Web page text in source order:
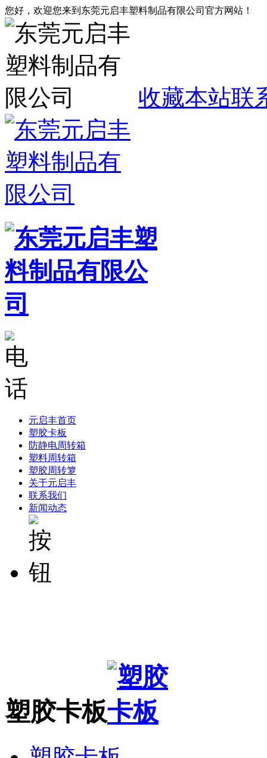
您好，欢迎您来到东莞元启丰塑料制品有限公司官方网站！
收藏本站联
元启丰首页
塑胶卡板
防静电周转箱
塑料周转箱
塑胶周转箩
关于元启丰
联系我们
新闻动态
塑胶卡板